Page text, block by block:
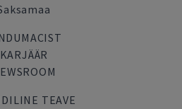
KARJÄÄR
TEAVE